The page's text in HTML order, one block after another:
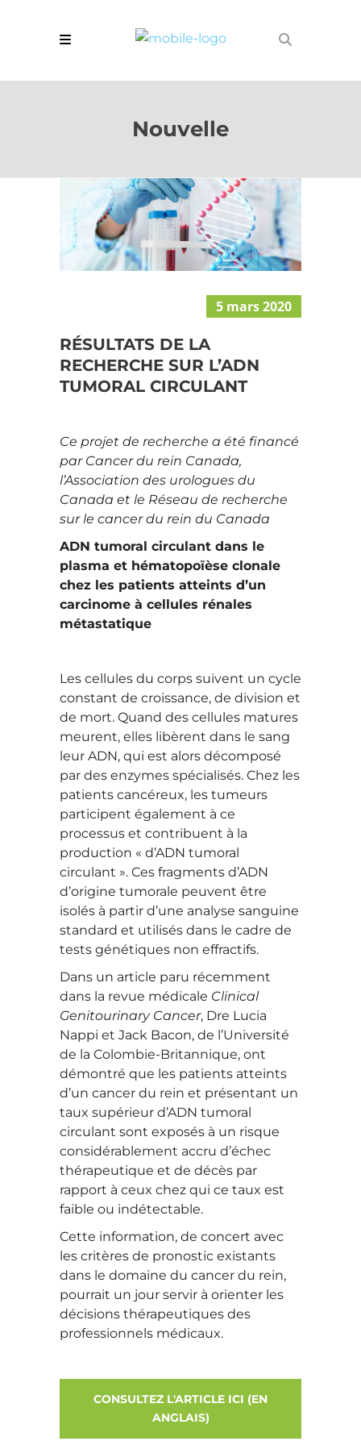
Nouvelle
5 mars 2020
RÉSULTATS DE LA
RECHERCHE SUR L’ADN
TUMORAL CIRCULANT
Ce projet de recherche a été financé
par Cancer du rein Canada,
l’Association des urologues du
Canada et le Réseau de recherche
sur le cancer du rein du Canada
ADN tumoral circulant dans le
plasma et hématopoïèse clonale
chez les patients atteints d’un
carcinome à cellules rénales
métastatique
Les cellules du corps suivent un cycle
constant de croissance, de division et
de mort. Quand des cellules matures
meurent, elles libèrent dans le sang
leur ADN, qui est alors décomposé
par des enzymes spécialisés. Chez les
patients cancéreux, les tumeurs
participent également à ce
processus et contribuent à la
production « d’ADN tumoral
circulant ». Ces fragments d’ADN
d’origine tumorale peuvent être
isolés à partir d’une analyse sanguine
standard et utilisés dans le cadre de
tests génétiques non effractifs.
Dans un article paru récemment
dans la revue médicale Clinical
Genitourinary Cancer, Dre Lucia
Nappi et Jack Bacon, de l’Université
de la Colombie-Britannique, ont
démontré que les patients atteints
d’un cancer du rein et présentant un
taux supérieur d’ADN tumoral
circulant sont exposés à un risque
considérablement accru d’échec
thérapeutique et de décès par
rapport à ceux chez qui ce taux est
faible ou indétectable.
Cette information, de concert avec
les critères de pronostic existants
dans le domaine du cancer du rein,
pourrait un jour servir à orienter les
décisions thérapeutiques des
professionnels médicaux.
CONSULTEZ L'ARTICLE ICI (EN
ANGLAIS)